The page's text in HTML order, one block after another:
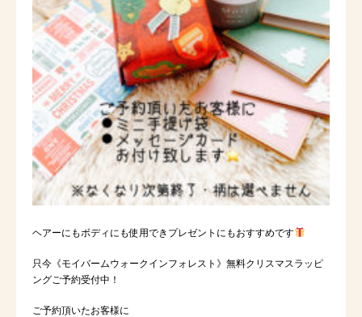
ヘアーにもボディにも使用できプレゼントにもおすすめです
只今《モイバームウォークインフォレスト》無料クリスマスラッピ
ングご予約受付中！
ご予約頂いたお客様に